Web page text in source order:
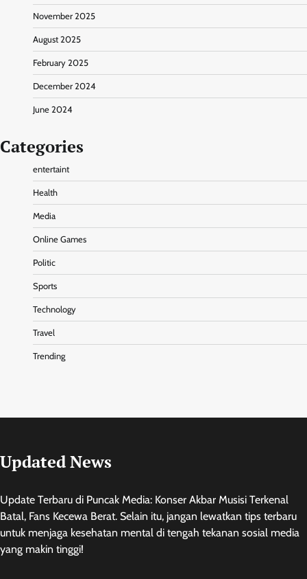
November 2025
August 2025
February 2025
December 2024
June 2024
Categories
entertaint
Health
Media
Online Games
Politic
Sports
Technology
Travel
Trending
Updated News
Update Terbaru di Puncak Media: Konser Akbar Musisi Terkenal
Batal, Fans Kecewa Berat. Selain itu, jangan lewatkan tips terbaru
untuk menjaga kesehatan mental di tengah tekanan sosial media
yang makin tinggi!